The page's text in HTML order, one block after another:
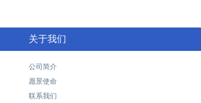
关于我们
公司简介
愿景使命
联系我们